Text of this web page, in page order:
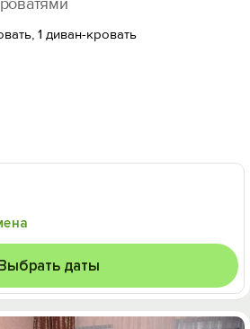
1 диван-кровать
даты